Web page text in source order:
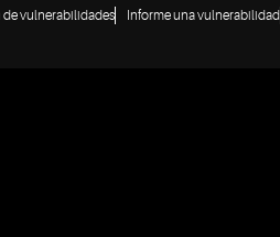
vulnerabilidades Informe una vulnerabilidad